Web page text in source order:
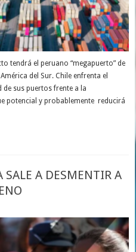
tendrá el peruano “megapuerto” de
del Sur. Chile enfrenta el
sus puertos frente a la
potencial y probablemente reducirá
SALE A DESMENTIR A